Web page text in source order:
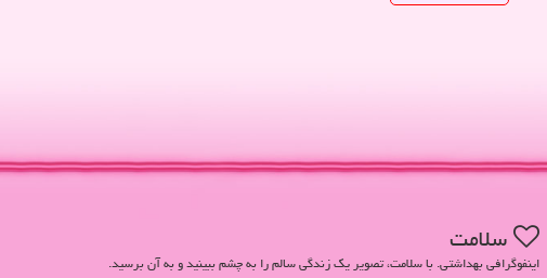
سلامت
اینفوگرافی بهداشتی. با سلامت، تصویر یک زندگی سالم را به چشم ببینید و به آن برسید.